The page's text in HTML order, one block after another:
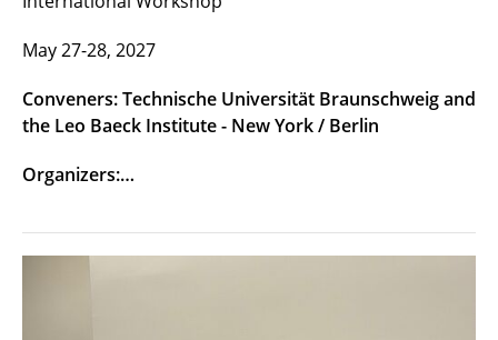
May 27-28, 2027
Conveners: Technische Universität Braunschweig and
the Leo Baeck Institute - New York / Berlin
Organizers:…